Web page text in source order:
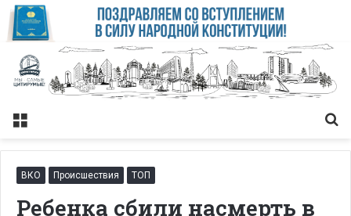
Меню
ВКО Происшествия ТОП
Ребенка сбили насмерть в